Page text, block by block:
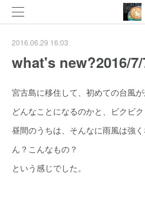
2016.06.29 16:03
what's new?2016/7/
宮古島に移住して、初めての台風が
どんなことになるのかと、ビクビク
昼間のうちは、そんなに雨風は強く
ん？こんなもの？
という感じでした。